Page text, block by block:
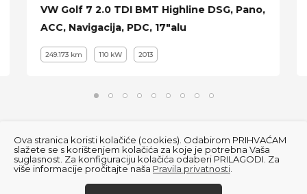
VW Golf 7 2.0 TDI BMT Highline DSG, Pano,
ACC, Navigacija, PDC, 17"alu
249.173 km 110 kW 2013
Ova stranica koristi kolačiće (cookies). Odabirom PRIHVAĆAM
slažete se s korištenjem kolačića za koje je potrebna Vaša
suglasnost. Za konfiguraciju kolačića odaberi PRILAGODI. Za
više informacije pročitajte naša Pravila privatnosti